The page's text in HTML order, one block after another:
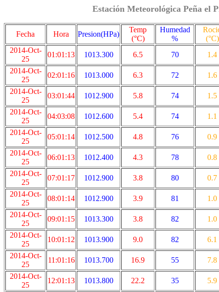
Estación Meteorológica Peña el
Fecha Hora Presion(HPa)
Temp
(°C)
Humedad
%
(°C)
2014-Oct-
25
01:01:13 1013.300 6.5 70
1.4
2014-Oct-
25
02:01:16 1013.000 6.3 72
1.6
2014-Oct-
25
03:01:44 1012.900 5.8 74
1.5
2014-Oct-
25
04:03:08 1012.600 5.4 74
1.1
2014-Oct-
25
05:01:14 1012.500 4.8 76
0.9
2014-Oct-
25
06:01:13 1012.400 4.3 78
0.8
2014-Oct-
25
07:01:17 1012.900 3.8 80
0.7
2014-Oct-
25
08:01:14 1012.900 3.9 81
1.0
2014-Oct-
25
09:01:15 1013.300 3.8 82
1.0
2014-Oct-
25
10:01:12 1013.900 9.0 82
6.1
2014-Oct-
25
11:01:16 1013.700 16.9 55
7.8
2014-Oct-
25
12:01:13 1013.800 22.2 35
5.9